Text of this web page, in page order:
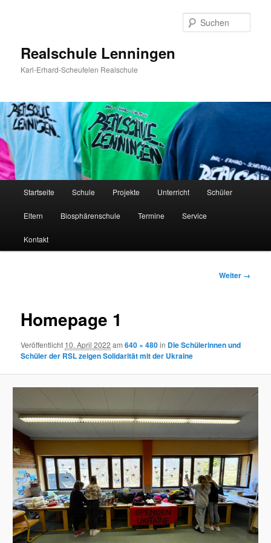
Realschule Lenningen
Karl-Erhard-Scheufelen Realschule
Startseite Schule Projekte Unterricht Schüler
Eltern Biosphärenschule Termine Service
Kontakt
Bilder-
Weiter →
Homepage 1
Veröffentlicht 10. April 2022 am640 × 480in Die Schülerinnen und
Schüler der RSL zeigen Solidarität mit der Ukraine